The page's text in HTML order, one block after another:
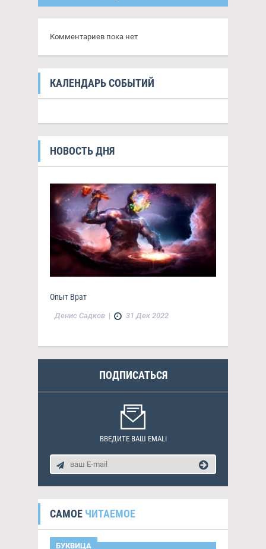
Комментариев пока нет
КАЛЕНДАРЬ СОБЫТИЙ
НОВОСТЬ ДНЯ
Опыт Врат
Денис Садков | 31 Дек 2022
ПОДПИСАТЬСЯ
ВВЕДИТЕ ВАШ EMALI
САМОЕ ЧИТАЕМОЕ
БУКВИЦА